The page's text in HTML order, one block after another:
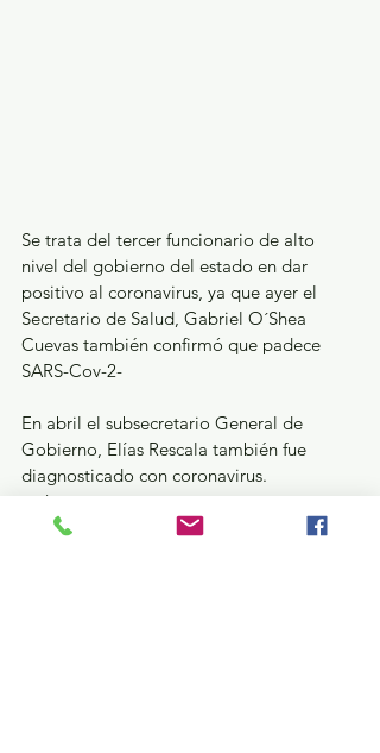
Se trata del tercer funcionario de alto
nivel del gobierno del estado en dar
positivo al coronavirus, ya que ayer el
Secretario de Salud, Gabriel O´Shea
Cuevas también confirmó que padece
SARS-Cov-2-
En abril el subsecretario General de
Gobierno, Elías Rescala también fue
diagnosticado con coronavirus.
Estatal